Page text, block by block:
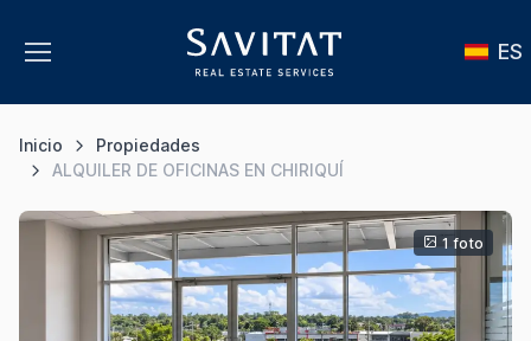
ES
Inicio
Propiedades
ALQUILER DE OFICINAS EN CHIRIQUÍ
1 foto